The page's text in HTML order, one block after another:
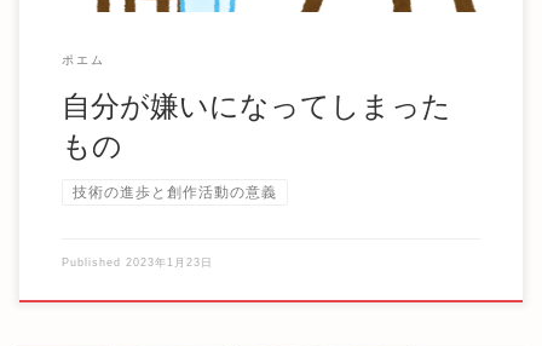
ポエム
自分が嫌いになってしまった
もの
技術の進歩と創作活動の意義
Published 2023年1月23日